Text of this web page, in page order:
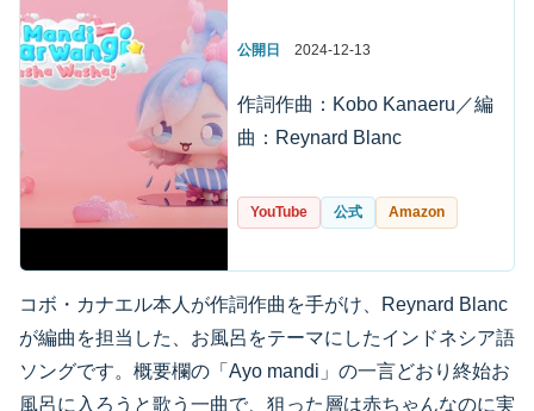
公開日 2024-12-13
作詞作曲：Kobo Kanaeru／編
曲：Reynard Blanc
YouTube 公式 Amazon
コボ・カナエル本人が作詞作曲を手がけ、Reynard Blanc
が編曲を担当した、お風呂をテーマにしたインドネシア語
ソングです。概要欄の「Ayo mandi」の一言どおり終始お
風呂に入ろうと歌う一曲で、狙った層は赤ちゃんなのに実